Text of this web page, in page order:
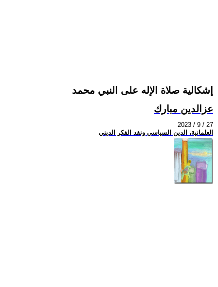
إشكالية صلاة الإله على النبي محمد
عزالدين مبارك
2023 / 9 / 27
العلمانية، الدين السياسي ونقد الفكر الديني